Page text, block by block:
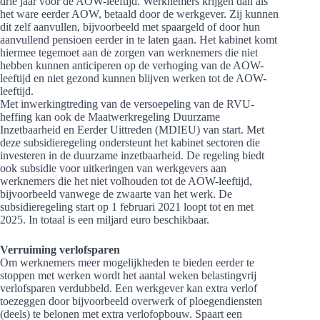
het ware eerder AOW, betaald door de werkgever. Zij kunnen
dit zelf aanvullen, bijvoorbeeld met spaargeld of door hun
aanvullend pensioen eerder in te laten gaan. Het kabinet komt
hiermee tegemoet aan de zorgen van werknemers die niet
hebben kunnen anticiperen op de verhoging van de AOW-
leeftijd en niet gezond kunnen blijven werken tot de AOW-
leeftijd.
Met inwerkingtreding van de versoepeling van de RVU-
heffing kan ook de Maatwerkregeling Duurzame
Inzetbaarheid en Eerder Uittreden (MDIEU) van start. Met
deze subsidieregeling ondersteunt het kabinet sectoren die
investeren in de duurzame inzetbaarheid. De regeling biedt
ook subsidie voor uitkeringen van werkgevers aan
werknemers die het niet volhouden tot de AOW-leeftijd,
bijvoorbeeld vanwege de zwaarte van het werk. De
subsidieregeling start op 1 februari 2021 loopt tot en met
2025. In totaal is een miljard euro beschikbaar.
Verruiming verlofsparen
Om werknemers meer mogelijkheden te bieden eerder te
stoppen met werken wordt het aantal weken belastingvrij
verlofsparen verdubbeld. Een werkgever kan extra verlof
toezeggen door bijvoorbeeld overwerk of ploegendiensten
(deels) te belonen met extra verlofopbouw. Spaart een